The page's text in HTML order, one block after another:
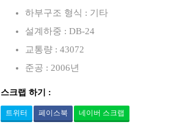
하부구조 형식 : 기타
설계하중 : DB-24
교통량 : 43072
준공 : 2006년
스크랩 하기 :
트위터 페이스북 네이버 스크랩